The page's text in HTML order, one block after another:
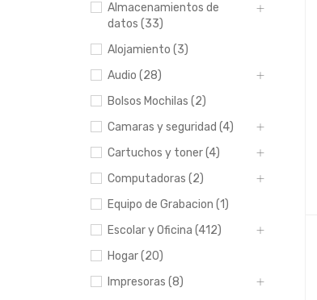
Almacenamientos de
datos (33)
Alojamiento (3)
Audio (28)
Bolsos Mochilas (2)
Camaras y seguridad (4)
Cartuchos y toner (4)
Computadoras (2)
Equipo de Grabacion (1)
Escolar y Oficina (412)
Hogar (20)
Impresoras (8)